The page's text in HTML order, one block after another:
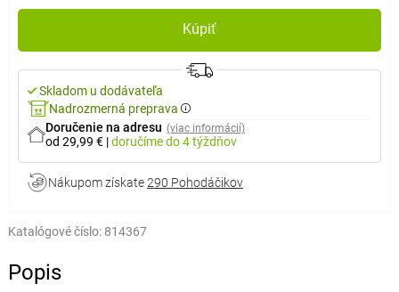
Kúpiť
Skladom u dodávateľa
Nadrozmerná preprava
Doručenie na adresu (viac informácií)
od 29,99 € |doručímedo 4 týždňov
Nákupom získate290 Pohodáčikov
Katalógové číslo: 814367
Popis